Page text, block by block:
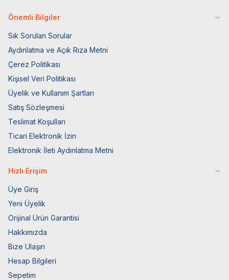
Önemli Bilgiler
Sık Sorulan Sorular
Aydınlatma ve Açık Rıza Metni
Çerez Politikası
Kişisel Veri Politikası
Üyelik ve Kullanım Şartları
Satış Sözleşmesi
Teslimat Koşulları
Ticari Elektronik İzin
Elektronik İleti Aydınlatma Metni
Hızlı Erişim
Üye Giriş
Yeni Üyelik
Orijinal Ürün Garantisi
Hakkımızda
Bize Ulaşın
Hesap Bilgileri
Sepetim